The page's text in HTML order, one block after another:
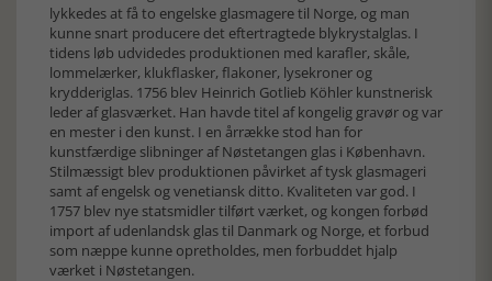
lykkedes at få to engelske glasmagere til Norge, og man
kunne snart producere det eftertragtede blykrystalglas. I
tidens løb udvidedes produktionen med karafler, skåle,
lommelærker, klukflasker, flakoner, lysekroner og
krydderiglas. 1756 blev Heinrich Gotlieb Köhler kunstnerisk
leder af glasværket. Han havde titel af kongelig gravør og var
en mester i den kunst. I en årrække stod han for
kunstfærdige slibninger af Nøstetangen glas i København.
Stilmæssigt blev produktionen påvirket af tysk glasmageri
samt af engelsk og venetiansk ditto. Kvaliteten var god. I
1757 blev nye statsmidler tilført værket, og kongen forbød
import af udenlandsk glas til Danmark og Norge, et forbud
som næppe kunne opretholdes, men forbuddet hjalp
værket i Nøstetangen.